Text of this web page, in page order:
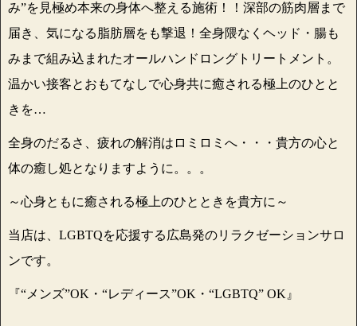
み”を見極め本来の身体へ整える施術！！深部の筋肉層まで
届き、気になる脂肪層をも撃退！全身隈なくヘッド・腸も
みまで組み込まれたオールハンドロングトリートメント。
温かい接客とおもてなしで心身共に癒される極上のひとと
きを…
全身のだるさ、疲れの解消はロミロミへ・・・貴方の心と
体の癒し処となりますように。。。
～心身ともに癒される極上のひとときを貴方に～
当店は、LGBTQを応援する広島発のリラクゼーションサロ
ンです。
『“メンズ”OK・“レディース”OK・“LGBTQ” OK』